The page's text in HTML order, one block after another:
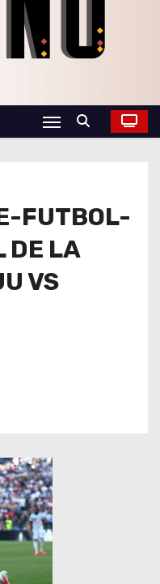
FUTBOL-
DE LA
VS